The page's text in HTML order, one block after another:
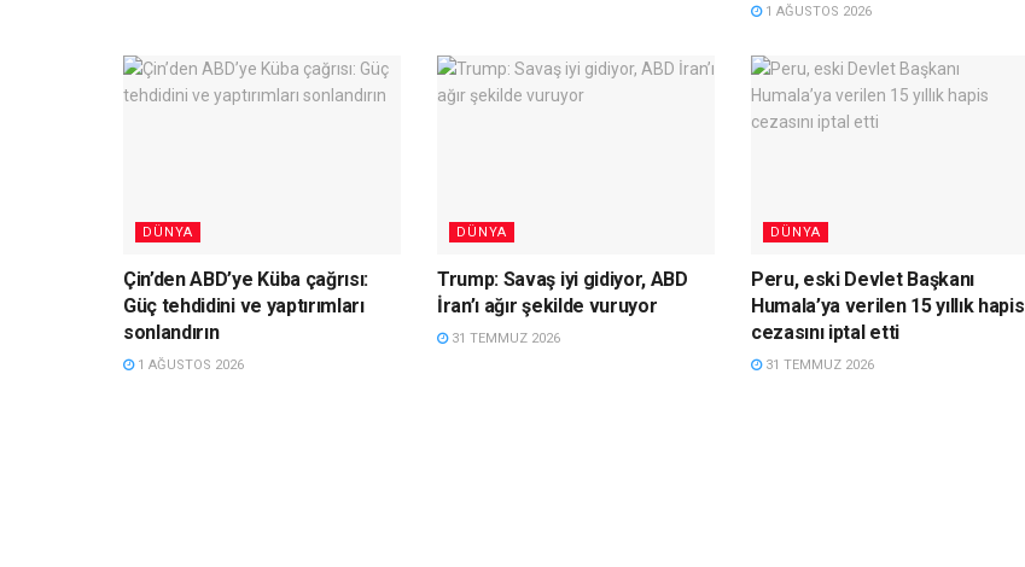
1 AĞUSTOS 2026
DÜNYA
Çin’den ABD’ye Küba çağrısı:
Güç tehdidini ve yaptırımları
sonlandırın
1 AĞUSTOS 2026
DÜNYA
Trump: Savaş iyi gidiyor, ABD
İran’ı ağır şekilde vuruyor
31 TEMMUZ 2026
DÜNYA
Peru, eski Devlet Başkanı
Humala’ya verilen 15 yıllık hapis
cezasını iptal etti
31 TEMMUZ 2026